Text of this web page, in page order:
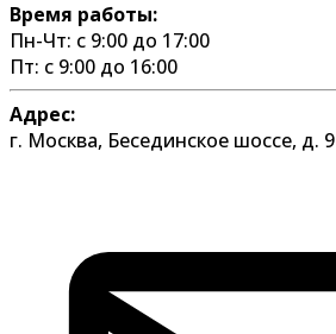
Время работы:
Пн-Чт: с 9:00 до 17:00
Пт: с 9:00 до 16:00
Адрес:
г. Москва, Бесединское шоссе, д. 9